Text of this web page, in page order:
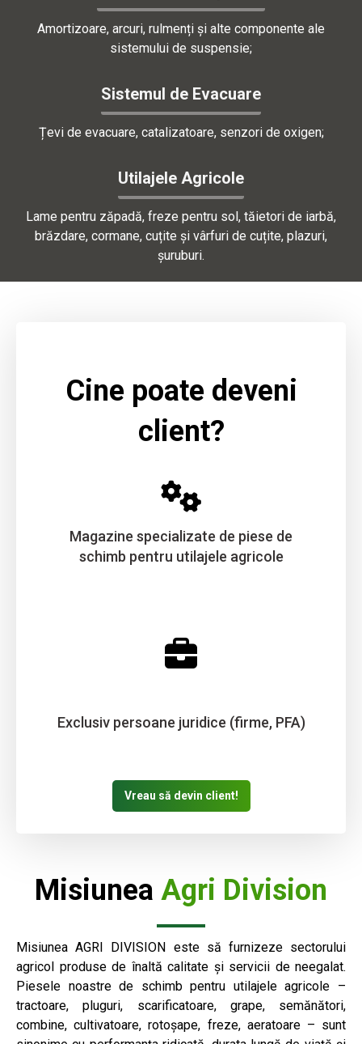
Amortizoare, arcuri, rulmenți și alte componente ale
sistemului de suspensie;
Sistemul de Evacuare
Țevi de evacuare, catalizatoare, senzori de oxigen;
Utilajele Agricole
Lame pentru zăpadă, freze pentru sol, tăietori de iarbă,
brăzdare, cormane, cuțite și vârfuri de cuțite, plazuri,
șuruburi.
Cine poate deveni
client?
Magazine specializate de piese de
schimb pentru utilajele agricole
Exclusiv persoane juridice (firme, PFA)
Vreau să devin client!
Misiunea Agri Division
Misiunea AGRI DIVISION este să furnizeze sectorului
agricol produse de înaltă calitate și servicii de neegalat.
Piesele noastre de schimb pentru utilajele agricole –
tractoare, pluguri, scarificatoare, grape, semănători,
combine, cultivatoare, rotoșape, freze, aeratoare – sunt